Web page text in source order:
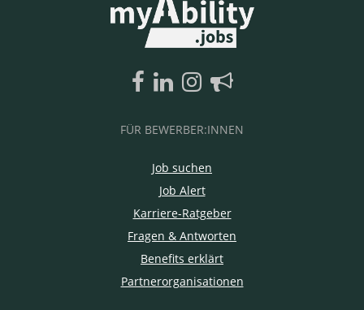
FÜR BEWERBER:INNEN
Job suchen
Job Alert
Karriere-Ratgeber
Fragen & Antworten
Benefits erklärt
Partnerorganisationen